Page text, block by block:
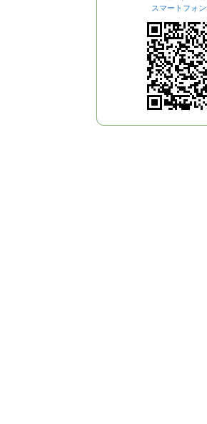
スマートフォ